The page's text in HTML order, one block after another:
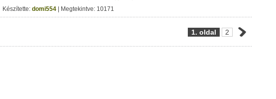
Készítette: domi554 | Megtekintve: 10171
1. oldal 2